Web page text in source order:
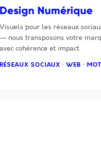
Design Numérique
Visuels pour les réseaux
— nous transposons votre
avec cohérence et impact.
RÉSEAUX SOCIAUX · WEB ·